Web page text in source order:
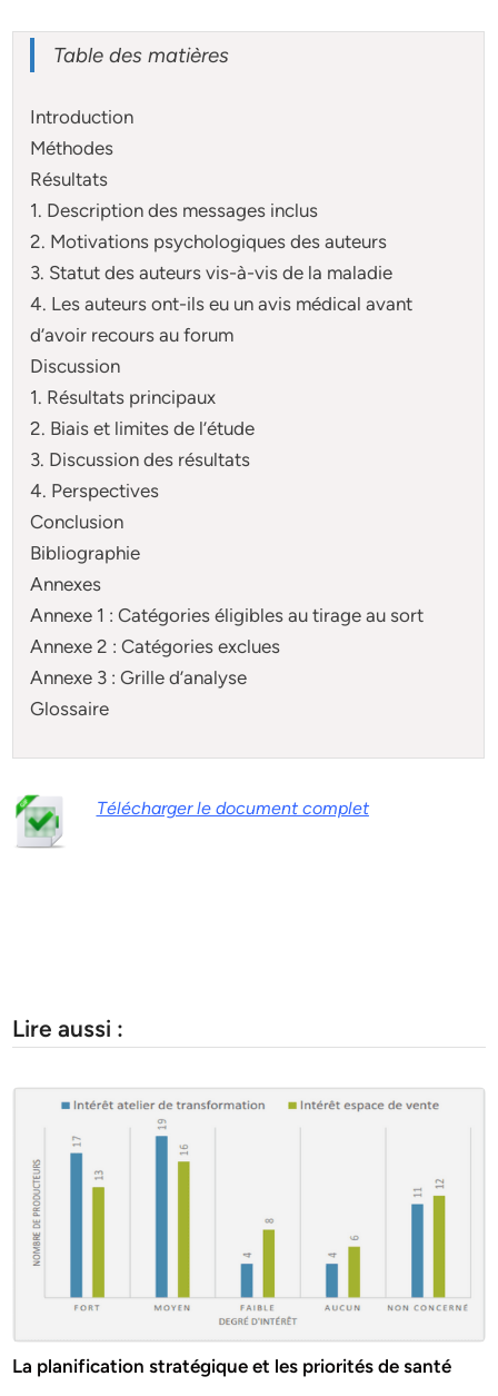
Table des matières
Introduction
Méthodes
Résultats
1. Description des messages inclus
2. Motivations psychologiques des auteurs
3. Statut des auteurs vis-à-vis de la maladie
4. Les auteurs ont-ils eu un avis médical avant
d’avoir recours au forum
Discussion
1. Résultats principaux
2. Biais et limites de l’étude
3. Discussion des résultats
4. Perspectives
Conclusion
Bibliographie
Annexes
Annexe 1 : Catégories éligibles au tirage au sort
Annexe 2 : Catégories exclues
Annexe 3 : Grille d’analyse
Glossaire
Télécharger le document complet
Lire aussi :
La planification stratégique et les priorités de santé